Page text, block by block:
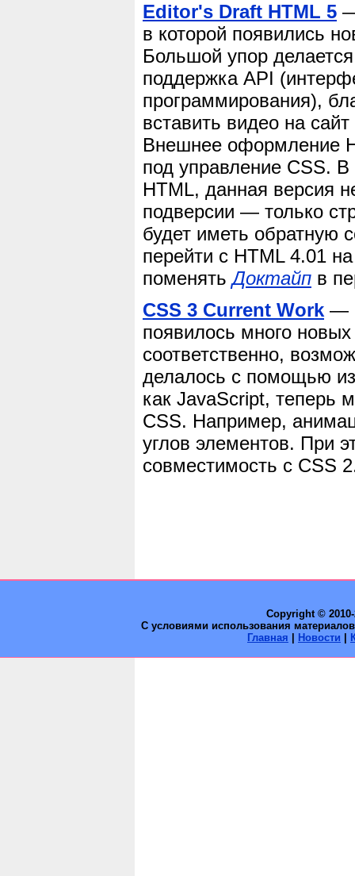
Editor's Draft HTML 5
в которой появились
Большой упор
поддержка API
программирования),
вставить видео на
Внешнее оформление
под управление CSS.
HTML, данная версия
подверсии — только
будет иметь обратную
перейти с HTML 4.01
поменятьДоктайп в
CSS 3 Current Work —
появилось много
соответственно,
делалось с помощью
как JavaScript, теперь
CSS. Например,
углов элементов. При
совместимость с CSS
Copyright ©
С условиями использования
Главная
Новости